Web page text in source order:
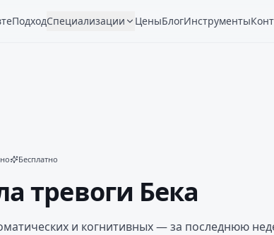
ПодходСпециализации ЦеныБлогИнструменты
Бесплатно
тревоги Бека
и когнитивных — за последнюю